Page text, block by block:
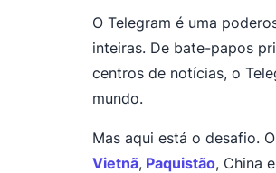
O Telegram é uma
inteiras. De bate-papos
centros de notícias, o
mundo.
Mas aqui está o desafio.
Vietnã, Paquistão, China